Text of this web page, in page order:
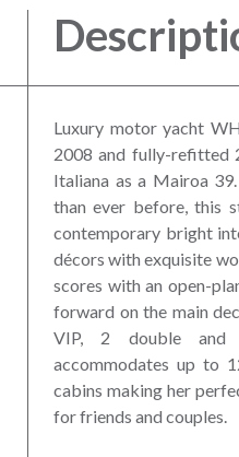
Luxury motor yacht
2008 and fully-refitted
Italiana as a Mairoa
than ever before, this
contemporary bright
décors with exquisite
scores with an open-
forward on the main
VIP, 2 double
accommodates up to
cabins making her
for friends and couples.